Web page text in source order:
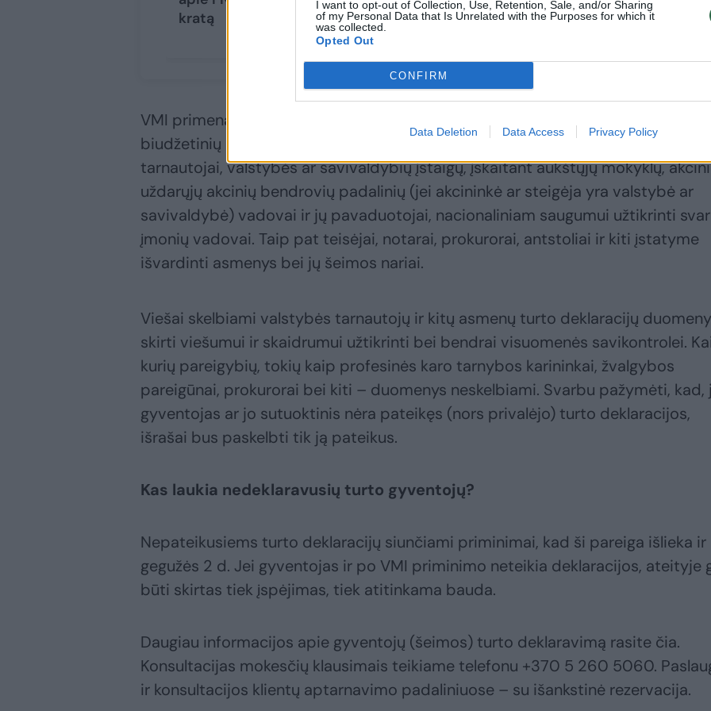
I want to opt-out of Collection, Use, Retention, Sale, and/or Sharing
of my Personal Data that Is Unrelated with the Purposes for which it
was collected.
Opted Out
CONFIRM
Data Deletion Data Access Privacy Policy
kratą
VMI primena, kad turtą Lietuvoje ir užsienyje deklaruoti privalo Seimo paskirti
biudžetinių institucijų ir įstaigų vadovai bei pareigūnai, valstybės politikai ir
tarnautojai, valstybės ar savivaldybių įstaigų, įskaitant aukštųjų mokyklų,
uždarųjų akcinių bendrovių padalinių (jei akcininkė ar steigėja yra valstybė ar
savivaldybė) vadovai ir jų pavaduotojai, nacionaliniam saugumui užtikrinti
įmonių vadovai. Taip pat teisėjai, notarai, prokurorai, antstoliai ir kiti įstatyme
išvardinti asmenys bei jų šeimos nariai.
Viešai skelbiami valstybės tarnautojų ir kitų asmenų turto deklaracijų
skirti viešumui ir skaidrumui užtikrinti bei bendrai visuomenės savikontrolei.
kurių pareigybių, tokių kaip profesinės karo tarnybos karininkai, žvalgybos
pareigūnai, prokurorai bei kiti – duomenys neskelbiami. Svarbu pažymėti, kad,
gyventojas ar jo sutuoktinis nėra pateikęs (nors privalėjo) turto deklaracijos,
išrašai bus paskelbti tik ją pateikus.
Kas laukia nedeklaravusių turto gyventojų?
Nepateikusiems turto deklaracijų siunčiami priminimai, kad ši pareiga išlieka ir
gegužės 2 d. Jei gyventojas ir po VMI priminimo neteikia deklaracijos, ateityje
būti skirtas tiek įspėjimas, tiek atitinkama bauda.
Daugiau informacijos apie gyventojų (šeimos) turto deklaravimą rasite čia.
Konsultacijas mokesčių klausimais teikiame telefonu +370 5 260 5060.
ir konsultacijos klientų aptarnavimo padaliniuose – su išankstinė rezervacija.